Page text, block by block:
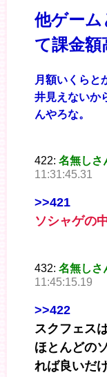
他ゲー
て課金額
月額いくらと
井見えないか
んやろな。
422: 名無しさ
11:31:45.31
>>421
ソシャゲの
432: 名無しさ
11:45:15.19
>>422
スクフェス
ほとんどの
れば良いだ